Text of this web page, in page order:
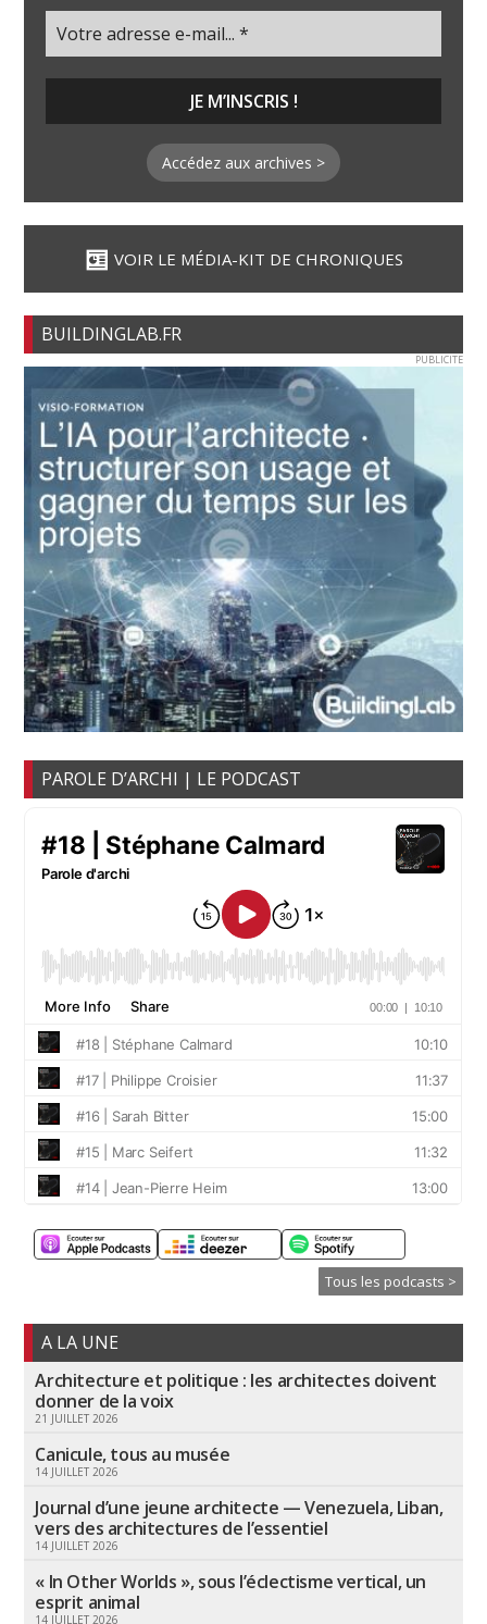
Accédez aux archives >
VOIR LE MÉDIA-KIT DE CHRONIQUES
BUILDINGLAB.FR
PUBLICITE
PAROLE D’ARCHI | LE PODCAST
Tous les podcasts >
A LA UNE
Architecture et politique : les architectes doivent
donner de la voix
21 JUILLET 2026
Canicule, tous au musée
14 JUILLET 2026
Journal d’une jeune architecte — Venezuela, Liban,
vers des architectures de l’essentiel
14 JUILLET 2026
« In Other Worlds », sous l’éclectisme vertical, un
esprit animal
14 JUILLET 2026